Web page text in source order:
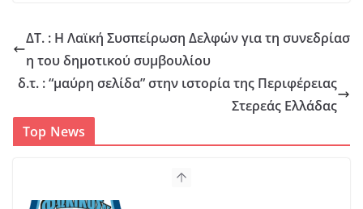
ΔΤ. : Η Λαϊκή Συσπείρωση Δελφών για τη συνεδρίασ
η του δημοτικού συμβουλίου
δ.τ. : “μαύρη σελίδα” στην ιστορία της Περιφέρειας
Στερεάς Ελλάδας
Top News